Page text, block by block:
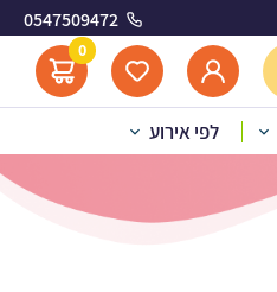
0547509472
0
לפי אירוע